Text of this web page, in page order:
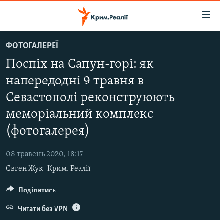
до
основного
матеріалу
до
основної
навігації
Перейти
до
ВОДА.КРИМ
ВІДЕО ТА ФОТО
БЛОГИ
ПОГЛЯД
ІНТЕРВ'Ю
ВСЕ ЗА ДЕНЬ
СПЕЦПРОЕКТИ
ДЕПОРТАЦІЯ
ЯК ОБІЙТИ БЛОКУВАННЯ
ФОТОГАЛЕРЕЇ
Поспіх на Сапун-горі: як
напередодні 9 травня в
Севастополі реконструюють
меморіальний комплекс
(фотогалерея)
08 травень 2020, 18:17
Євген Жук Крим. Реалії
Поділитись
Читати без VPN